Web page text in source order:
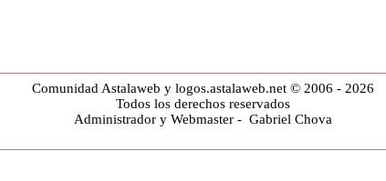
Comunidad Astalaweb y logos.astalaweb.net © 2006 - 2026
Todos los derechos reservados
Administrador y Webmaster - Gabriel Chova